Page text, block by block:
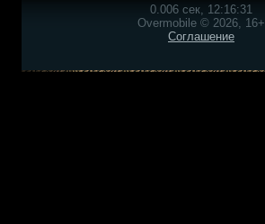
0.006 сек, 12:16:31
Overmobile © 2026, 16+
Соглашение